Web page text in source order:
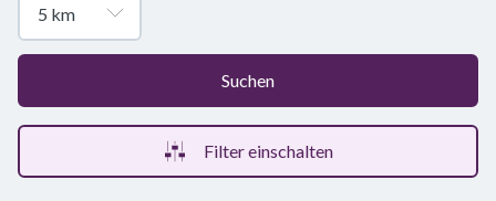
Suchen
Filter einschalten